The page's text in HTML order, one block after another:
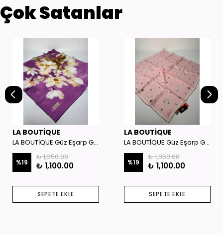
Çok Satanlar
LA BOUTİQUE
LA BOUTİQUE Güz Eşarp GYSE262908
%19
₺ 1,350.00
₺ 1,100.00
SEPETE EKLE
LA BOUTİQUE
LA BOUTİQUE Güz Eşarp GYSE130804
%19
₺ 1,350.00
₺ 1,100.00
SEPETE EKLE